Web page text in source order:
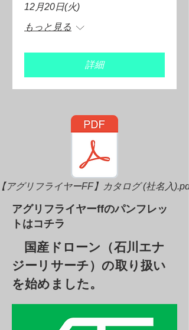
12月20日(火)
もっと見る
詳細
アグリフライヤーFF】カタログ (社名入).pdf
​アグリフライヤーffのパンフレッ
トはコチラ
国産ドローン（石川エナ
ジーリサーチ）の取り扱い
を始めました。